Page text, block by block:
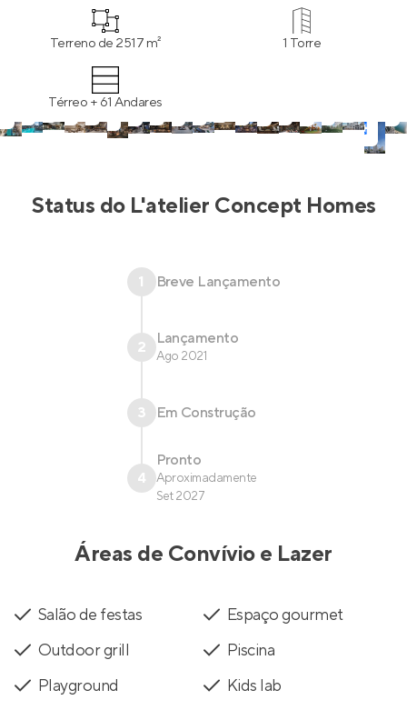
Terreno de 2517 m² 1 Torre
Térreo + 61 Andares
Status do L'atelier Concept Homes
1 Breve Lançamento
2 Lançamento
Ago 2021
3 Em Construção
4
Pronto
Aproximadamente
Set 2027
Áreas de Convívio e Lazer
Salão de festas
Espaço gourmet
Outdoor grill
Piscina
Playground
Kids lab